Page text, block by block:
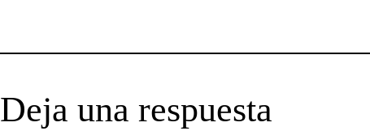
Deja una respuesta